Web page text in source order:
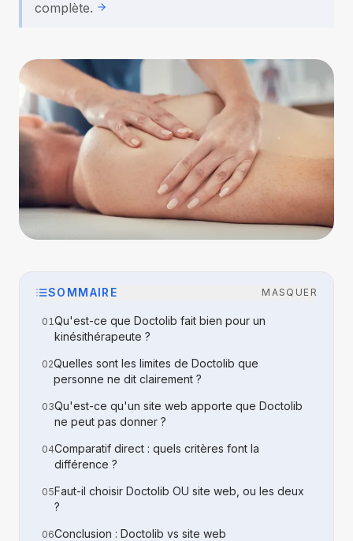
complète.
SOMMAIRE MASQUER
01 Qu'est-ce que Doctolib fait bien pour un
kinésithérapeute ?
02Quelles sont les limites de Doctolib que
personne ne dit clairement ?
03Qu'est-ce qu'un site web apporte que Doctolib
ne peut pas donner ?
04Comparatif direct : quels critères font la
différence ?
05Faut-il choisir Doctolib OU site web, ou les deux
?
06Conclusion : Doctolib vs site web